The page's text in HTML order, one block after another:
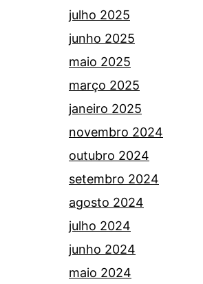
julho 2025
junho 2025
maio 2025
março 2025
janeiro 2025
novembro 2024
outubro 2024
setembro 2024
agosto 2024
julho 2024
junho 2024
maio 2024